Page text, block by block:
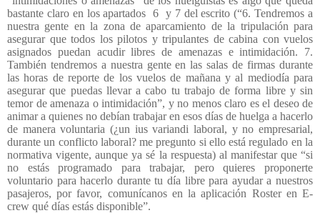
bastante claro en los apartados 6 y 7 del escrito (“6. Tendremos a
nuestra gente en la zona de aparcamiento de la tripulación para
asegurar que todos los pilotos y tripulantes de cabina con vuelos
asignados puedan acudir libres de amenazas e intimidación. 7.
También tendremos a nuestra gente en las salas de firmas durante
las horas de reporte de los vuelos de mañana y al mediodía para
asegurar que puedas llevar a cabo tu trabajo de forma libre y sin
temor de amenaza o intimidación”, y no menos claro es el deseo de
animar a quienes no debían trabajar en esos días de huelga a hacerlo
de manera voluntaria (¿un ius variandi laboral, y no empresarial,
durante un conflicto laboral? me pregunto si ello está regulado en la
normativa vigente, aunque ya sé la respuesta) al manifestar que “si
no estás programado para trabajar, pero quieres proponerte
voluntario para hacerlo durante tu día libre para ayudar a nuestros
pasajeros, por favor, comunícanos en la aplicación Roster en E-
crew qué días estás disponible”.